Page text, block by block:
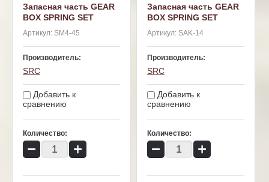
Запасная часть GEAR
BOX SPRING SET
Артикул: SM4-45
Производитель:
SRC
Добавить к
сравнению
Количество:
− +
Запасная часть GEAR
BOX SPRING SET
Артикул:SAK-14
Производитель:
SRC
Добавить к
сравнению
Количество:
− +